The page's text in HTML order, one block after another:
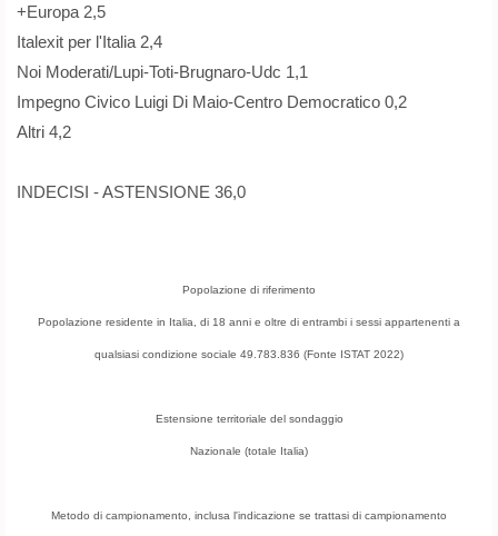
+Europa 2,5
Italexit per l'Italia 2,4
Noi Moderati/Lupi-Toti-Brugnaro-Udc 1,1
Impegno Civico Luigi Di Maio-Centro Democratico 0,2
Altri 4,2
INDECISI - ASTENSIONE 36,0
Popolazione di riferimento
Popolazione residente in Italia, di 18 anni e oltre di entrambi i sessi appartenenti a
qualsiasi condizione sociale 49.783.836 (Fonte ISTAT 2022)
Estensione territoriale del sondaggio
Nazionale (totale Italia)
Metodo di campionamento, inclusa l'indicazione se trattasi di campionamento